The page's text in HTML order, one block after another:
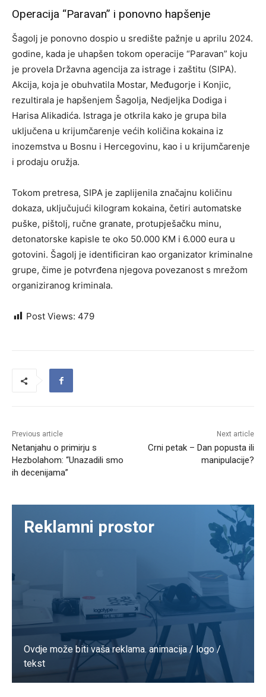
Operacija “Paravan” i ponovno hapšenje
Šagolj je ponovno dospio u središte pažnje u aprilu 2024.
godine, kada je uhapšen tokom operacije “Paravan” koju
je provela Državna agencija za istrage i zaštitu (SIPA).
Akcija, koja je obuhvatila Mostar, Međugorje i Konjic,
rezultirala je hapšenjem Šagolja, Nedjeljka Dodiga i
Harisa Alikadića. Istraga je otkrila kako je grupa bila
uključena u krijumčarenje većih količina kokaina iz
inozemstva u Bosnu i Hercegovinu, kao i u krijumčarenje
i prodaju oružja.
Tokom pretresa, SIPA je zaplijenila značajnu količinu
dokaza, uključujući kilogram kokaina, četiri automatske
puške, pištolj, ručne granate, protupješačku minu,
detonatorske kapisle te oko 50.000 KM i 6.000 eura u
gotovini. Šagolj je identificiran kao organizator kriminalne
grupe, čime je potvrđena njegova povezanost s mrežom
organiziranog kriminala.
Post Views: 479
Previous article
Netanjahu o primirju s
Hezbolahom: “Unazadili smo
ih decenijama”
Next article
Crni petak – Dan popusta ili
manipulacije?
Reklamni prostor
Ovdje može biti vaša reklama. animacija / logo /
tekst